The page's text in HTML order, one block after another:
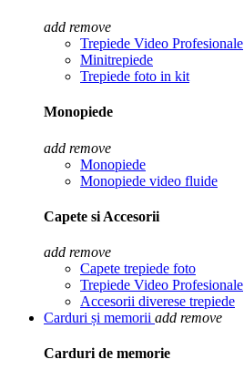
add remove
Trepiede Video Profesionale
Minitrepiede
Trepiede foto in kit
Monopiede
add remove
Monopiede
Monopiede video fluide
Capete si Accesorii
add remove
Capete trepiede foto
Trepiede Video Profesionale
Accesorii diverese trepiede
Carduri și memorii add remove
Carduri de memorie